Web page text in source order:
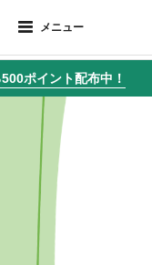
メニュー
ト配布中！